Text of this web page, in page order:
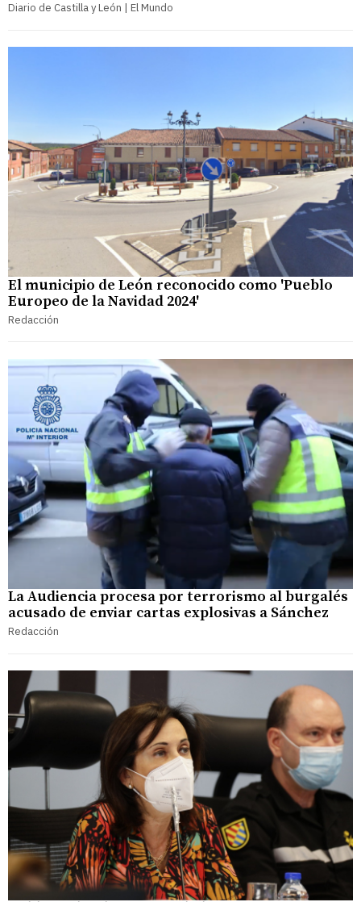
Diario de Castilla y León | El Mundo
El municipio de León reconocido como 'Pueblo
Europeo de la Navidad 2024'
Redacción
La Audiencia procesa por terrorismo al burgalés
acusado de enviar cartas explosivas a Sánchez
Redacción